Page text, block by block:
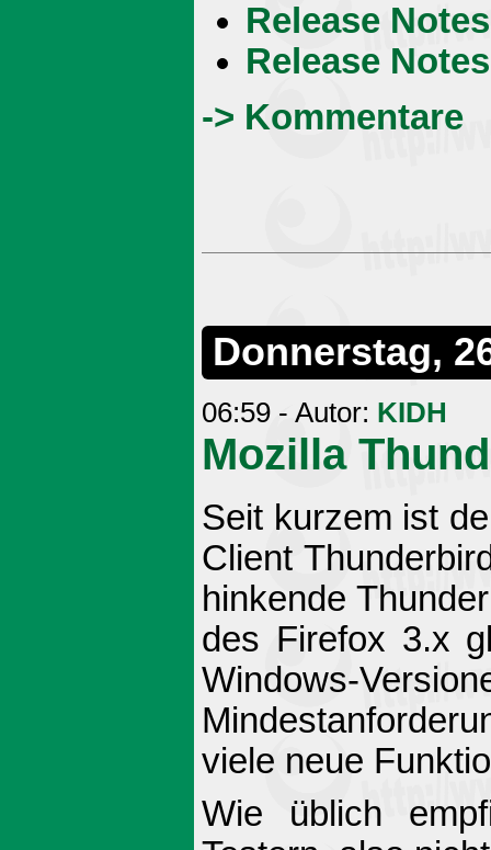
Release
Release
-> Kommentare
Donnerstag,
06:59 - Autor: KIDH
Mozilla
Seit kurzem ist
Client
hinkende
des Firefox 3.x
Windows-
viele neue
Wie üblich